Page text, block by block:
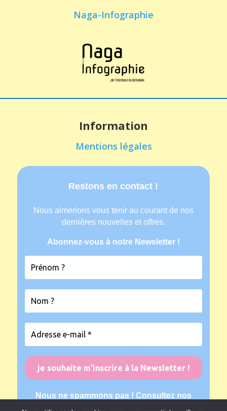
Naga-Infographie
Information
Mentions légales
Restons en contact !
Nous aimerions vous tenir au courant de nos
dernières nouvelles et offres.
Abonnez-vous à notre Newsletter !
Nous ne spammons pas ! Consultez nos